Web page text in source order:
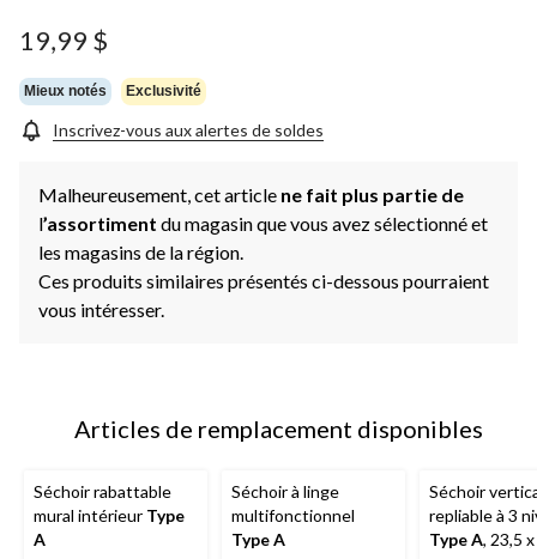
19,99 $
Mieux notés Exclusivité
Inscrivez-vous aux alertes de soldes
Malheureusement, cet article ne fait plus partie de
l’assortiment du magasin que vous avez sélectionné et
les magasins de la région.
Ces produits similaires présentés ci-dessous pourraient
vous intéresser.
Articles de remplacement disponibles
Séchoir rabattable
mural intérieur Type
A
Séchoir à linge
multifonctionnel
Type A
Séchoir
repliable à 3
Type A, 23,5